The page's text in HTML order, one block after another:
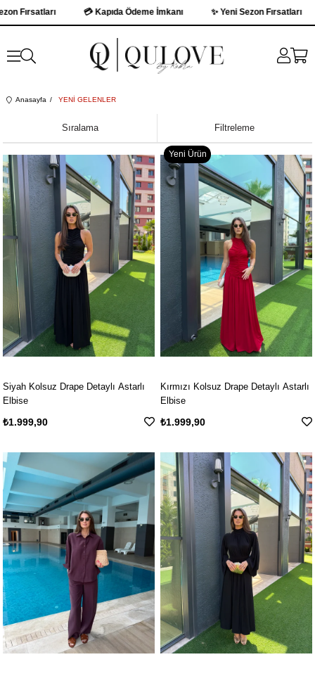
💳 Kapıda Ödeme İmkanı ✨ Yeni Sezon Fırsatları 💳
Anasayfa YENİ GELENLER
Filtreleme
Sıralama
Siyah Kolsuz Drape Detaylı Astarlı
Elbise
₺1.999,90
Kırmızı Kolsuz Drape Detaylı Astarlı
Elbise
₺1.999,90
Yeni Ürün